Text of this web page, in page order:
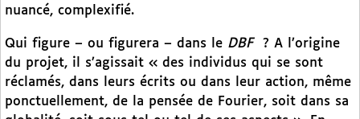
nuancé, complexifié.
Qui figure – ou figurera – dans le DBF ? A l’origine
du projet, il s’agissait « des individus qui se sont
réclamés, dans leurs écrits ou dans leur action, même
ponctuellement, de la pensée de Fourier, soit dans sa